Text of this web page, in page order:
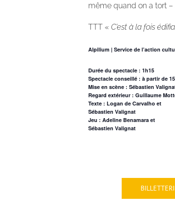
même quand on a tort –
TTT « C’est à la fois
Alpilium | Service de l’action
Durée du spectacle : 1h15
Spectacle conseillé : à partir de
Mise en scène : Sébastien
Regard extérieur : Guillaume
Texte : Logan de Carvalho et
Sébastien Valignat
Jeu : Adeline Benamara et
Sébastien Valignat